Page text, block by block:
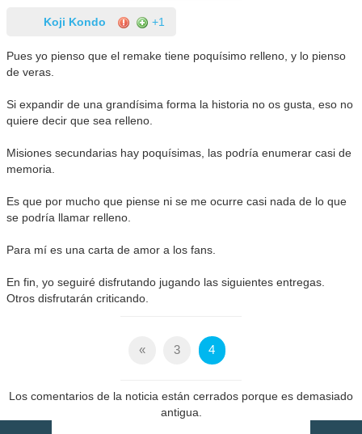
Koji Kondo +1
Pues yo pienso que el remake tiene poquísimo relleno, y lo pienso
de veras.
Si expandir de una grandísima forma la historia no os gusta, eso no
quiere decir que sea relleno.
Misiones secundarias hay poquísimas, las podría enumerar casi de
memoria.
Es que por mucho que piense ni se me ocurre casi nada de lo que
se podría llamar relleno.
Para mí es una carta de amor a los fans.
En fin, yo seguiré disfrutando jugando las siguientes entregas.
Otros disfrutarán criticando.
« 3 4
Los comentarios de la noticia están cerrados porque es demasiado
antigua.